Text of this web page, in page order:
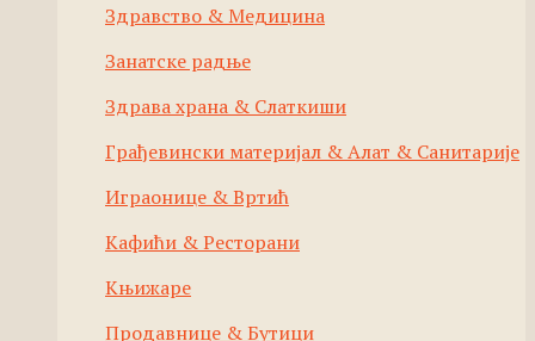
Здравство & Медицина
Занатске радње
Здрава храна & Слаткиши
Грађевински материјал & Алат & Санитарије
Играонице & Вртић
Кафићи & Ресторани
Књижаре
Продавнице & Бутици